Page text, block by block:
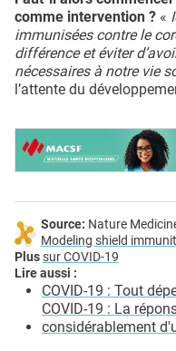
comme intervention ? «
immunisées contre le
différence et éviter
nécessaires à notre vie
l’attente du
Source: Nature
Modeling shield
Plussur COVID-19
Lire aussi :
COVID-19 : Tout
COVID-19 : La
considérablement